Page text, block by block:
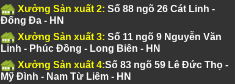
Xưởng Sản xuất 2: Số 88 ngõ 26 Cát Linh -
Đống Đa - HN
Xưởng Sản xuất 3: Số 11 ngõ 9 Nguyễn Văn
Linh - Phúc Đồng - Long Biên - HN
Xưởng Sản xuất 4:Số 83 ngõ 59 Lê Đức Thọ -
Mỹ Đình - Nam Từ Liêm - HN